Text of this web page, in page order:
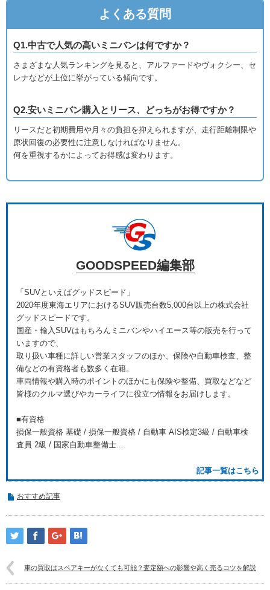
よくある質問
Q1.中古で人気の高いミニバンは何ですか？
さまざまな人気ランキングを見ると、アルファードやヴォクシー、セ
レナなどが上位に挙がっている傾向です。
Q2.安いミニバン購入とリース、どっちがお得ですか？
リースだと初期費用や月々の負担を抑えられますが、走行距離制限や
原状回復の必要性に注意しなければなりません。
何を重視するかによってお得感は変わります。
GOODSPEED編集部
「SUVといえばグッドスピード」
2020年度東海エリアにおけるSUV販売台数5,000台以上の株式会社
グッドスピードです。
国産・輸入SUVはもちろんミニバンやハイエース等の販売を行って
いますので、
取り扱い車種に詳しい営業スタッフのほか、保険や自動車検査、整
備などの有資格者も数多く在籍。
車両情報や購入時のポイントのほかにも保険や整備、買取などなど
皆様のクルマ選びやカーライフに役立つ情報をお届けします。
■有資格
損保一般資格 基礎 / 損保一般資格 / 自動車 AIS検定3級 / 自動車検
査員 2級 / 国家自動車整備士...
記事一覧はこちら
おすすめ記事
車の買取はスペアキーがなくても可能？査定額への影響や高く売るコツを解説